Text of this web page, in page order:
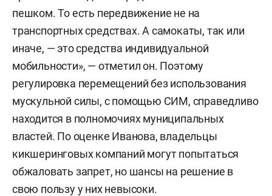
пешком. То есть передвижение не на
транспортных средствах. А самокаты, так или
иначе, — это средства индивидуальной
мобильности», — отметил он. Поэтому
регулировка перемещений без использования
мускульной силы, с помощью СИМ, справедливо
находится в полномочиях муниципальных
властей. По оценке Иванова, владельцы
кикшеринговых компаний могут попытаться
обжаловать запрет, но шансы на решение в
свою пользу у них невысоки.